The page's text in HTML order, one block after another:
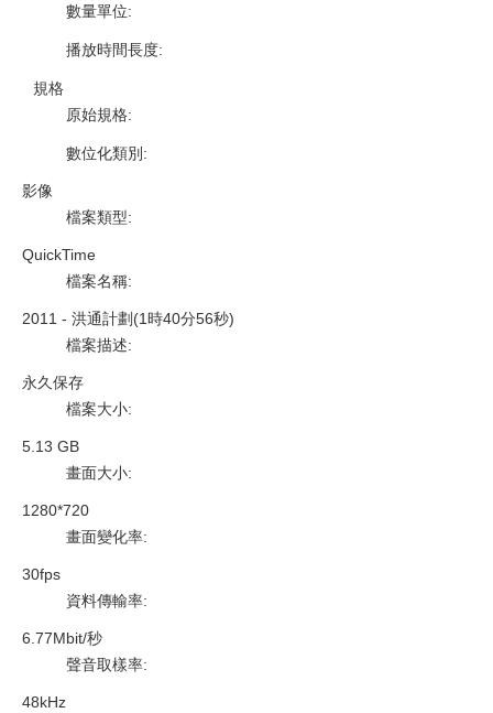
數量單位:
播放時間長度:
規格
原始規格:
數位化類別 :
影像
檔案類型:
QuickTime
檔案名稱:
2011 - 洪通計劃(1時40分56秒)
檔案描述:
永久保存
檔案大小:
5.13 GB
畫面大小:
1280*720
畫面變化率:
30fps
資料傳輸率:
6.77Mbit/秒
聲音取樣率:
48kHz